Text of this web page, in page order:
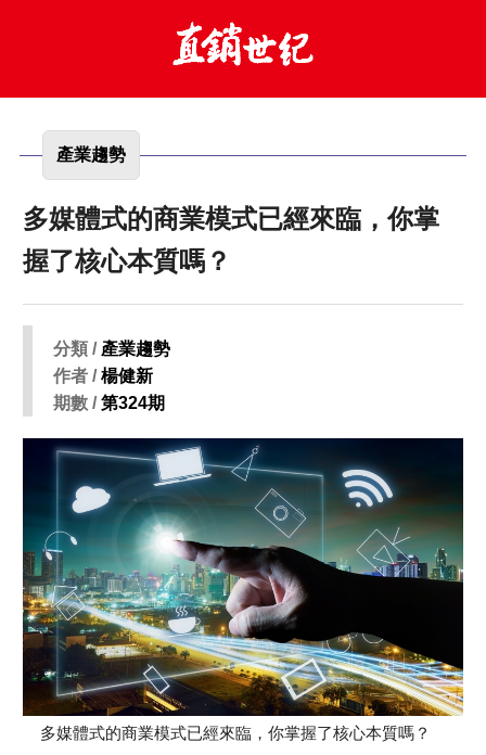
產業趨勢
多媒體式的商業模式已經來臨，你掌
握了核心本質嗎？
分類 / 產業趨勢
作者 /楊健新
期數 /第324期
多媒體式的商業模式已經來臨，你掌握了核心本質嗎？